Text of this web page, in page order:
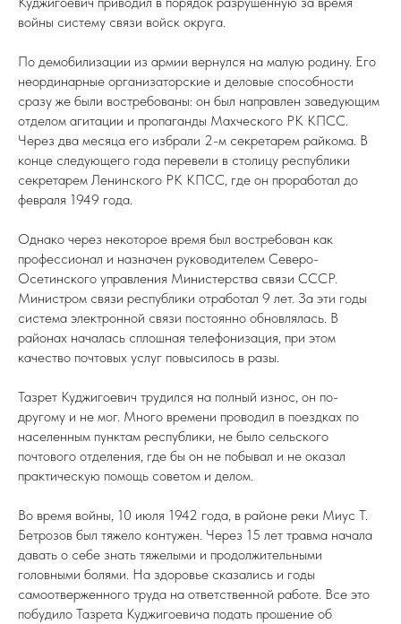
войны систему связи войск округа.
По демобилизации из армии вернулся на малую родину. Его
неординарные организаторские и деловые способности
сразу же были востребованы: он был направлен заведующим
отделом агитации и пропаганды Махческого РК КПСС.
Через два месяца его избрали 2-м секретарем райкома. В
конце следующего года перевели в столицу республики
секретарем Ленинского РК КПСС, где он проработал до
февраля 1949 года.
Однако через некоторое время был востребован как
профессионал и назначен руководителем Северо-
Осетинского управления Министерства связи СССР.
Министром связи республики отработал 9 лет. За эти годы
система электронной связи постоянно обновлялась. В
районах началась сплошная телефонизация, при этом
качество почтовых услуг повысилось в разы.
Тазрет Куджигоевич трудился на полный износ, он по-
другому и не мог. Много времени проводил в поездках по
населенным пунктам республики, не было сельского
почтового отделения, где бы он не побывал и не оказал
практическую помощь советом и делом.
Во время войны, 10 июля 1942 года, в районе реки Миус Т.
Бетрозов был тяжело контужен. Через 15 лет травма начала
давать о себе знать тяжелыми и продолжительными
головными болями. На здоровье сказались и годы
самоотверженного труда на ответственной работе. Все это
побудило Тазрета Куджигоевича подать прошение об